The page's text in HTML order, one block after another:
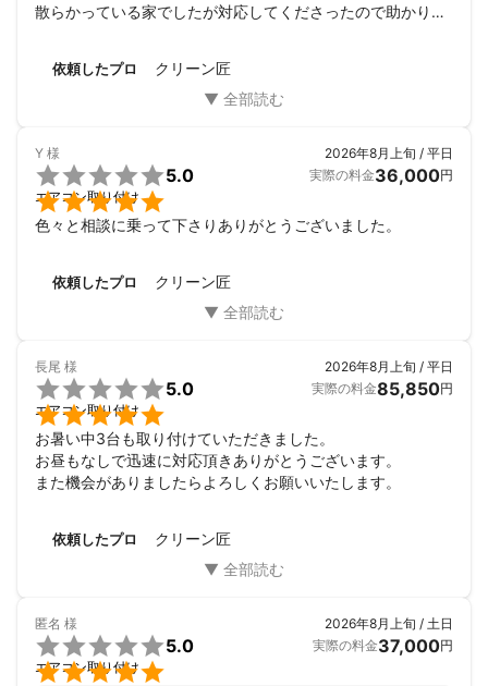
散らかっている家でしたが対応してくださったので助かりま
依頼したプロ クリーン匠
Y 様


5.0
エアコン取り付け
2026年8月上旬 / 平日
実際の料金36,000円
色々と相談に乗って下さりありがとうございました。
依頼したプロ クリーン匠
長尾 様


5.0
エアコン取り付け
2026年8月上旬 / 平日
実際の料金85,850円
お暑い中3台も取り付けていただきました。
お昼もなしで迅速に対応頂きありがとうございます。
また機会がありましたらよろしくお願いいたします。
依頼したプロ クリーン匠
匿名 様


5.0
エアコン取り付け
2026年8月上旬 / 土日
実際の料金37,000円